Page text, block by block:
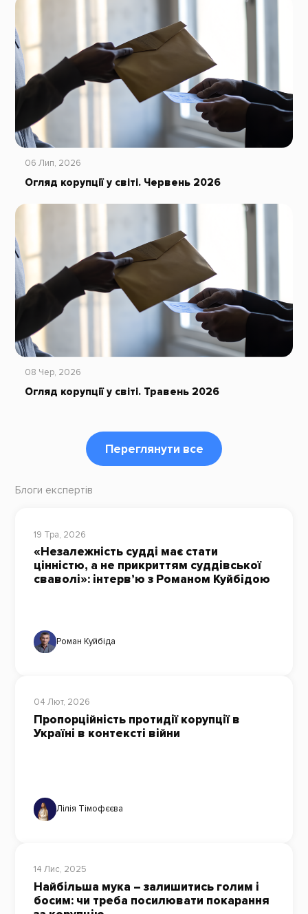
06 Лип, 2026
Огляд корупції у світі. Червень 2026
08 Чер, 2026
Огляд корупції у світі. Травень 2026
Переглянути все
Блоги експертів
19 Тра, 2026
«Незалежність судді має стати
цінністю, а не прикриттям суддівської
сваволі»: інтерв’ю з Романом Куйбідою
Роман Куйбіда
04 Лют, 2026
Пропорційність протидії корупції в
Україні в контексті війни
Лілія Тімофєєва
14 Лис, 2025
Найбільша мука – залишитись голим і
босим: чи треба посилювати покарання